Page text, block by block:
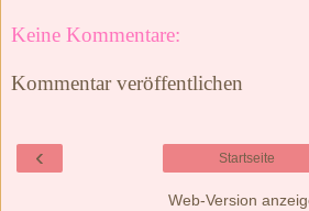
Keine Kommentare:
Kommentar veröffentlichen
‹ Startseite
Web-Version